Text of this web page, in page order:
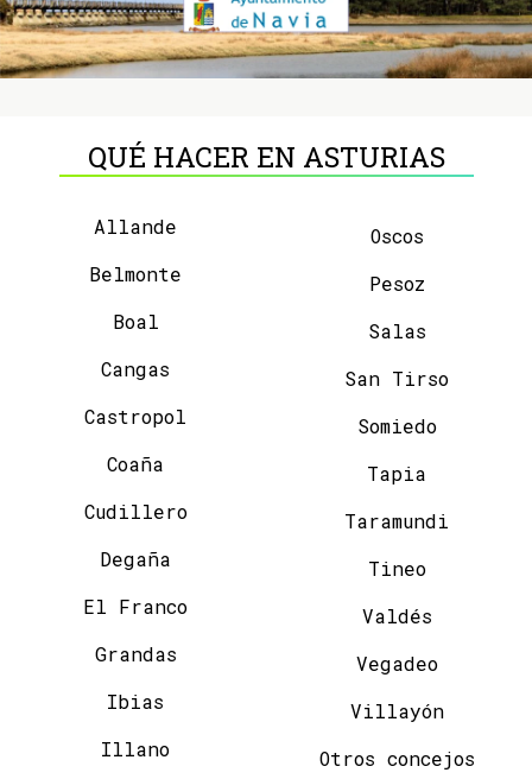
QUÉ HACER EN ASTURIAS
Allande
Belmonte
Boal
Cangas
Castropol
Coaña
Cudillero
Degaña
El Franco
Grandas
Ibias
Illano
Oscos
Pesoz
Salas
San Tirso
Somiedo
Tapia
Taramundi
Tineo
Valdés
Vegadeo
Villayón
Otros concejos